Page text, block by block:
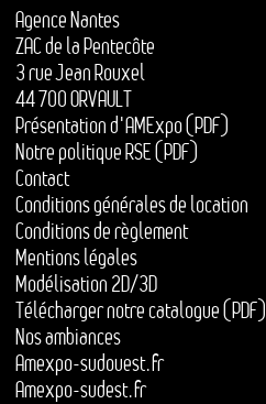
Agence Nantes
ZAC de la Pentecôte
3 rue Jean Rouxel
44 700 ORVAULT
Présentation d'AMExpo (PDF)
Notre politique RSE (PDF)
Contact
Conditions générales de location
Conditions de règlement
Mentions légales
Modélisation 2D/3D
Télécharger notre catalogue (PDF)
Nos ambiances
Amexpo-sudouest.fr
Amexpo-sudest.fr